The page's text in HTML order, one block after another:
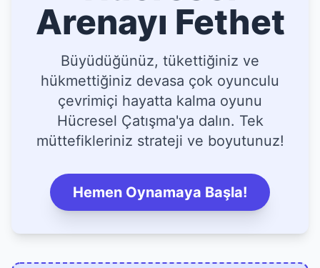
Arenayı Fethet
Büyüdüğünüz, tükettiğiniz ve
hükmettiğiniz devasa çok oyunculu
çevrimiçi hayatta kalma oyunu
Hücresel Çatışma'ya dalın. Tek
müttefikleriniz strateji ve boyutunuz!
Hemen Oynamaya Başla!